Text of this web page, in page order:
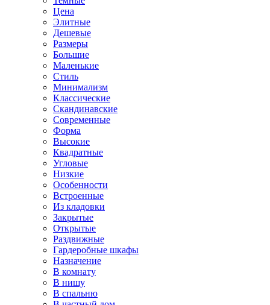
Цена
Элитные
Дешевые
Размеры
Большие
Маленькие
Стиль
Минимализм
Классические
Скандинавские
Современные
Форма
Высокие
Квадратные
Угловые
Низкие
Особенности
Встроенные
Из кладовки
Закрытые
Открытые
Раздвижные
Гардеробные шкафы
Назначение
В комнату
В нишу
В спальню